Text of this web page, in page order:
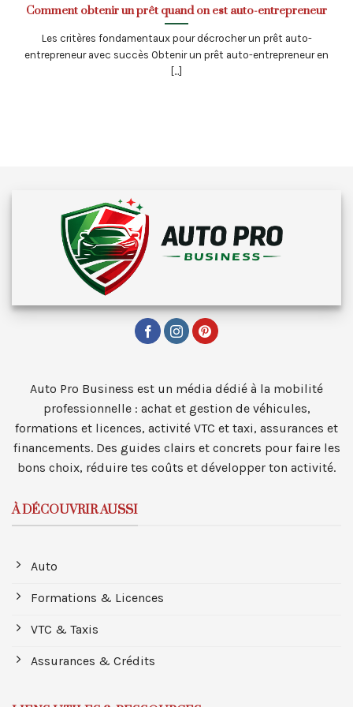
Comment obtenir un prêt quand on est auto-entrepreneur
Les critères fondamentaux pour décrocher un prêt auto-
entrepreneur avec succès Obtenir un prêt auto-entrepreneur en
[...]
Auto Pro Business est un média dédié à la mobilité
professionnelle : achat et gestion de véhicules,
formations et licences, activité VTC et taxi, assurances et
financements. Des guides clairs et concrets pour faire les
bons choix, réduire tes coûts et développer ton activité.
À DÉCOUVRIR AUSSI
Auto
Formations & Licences
VTC & Taxis
Assurances & Crédits